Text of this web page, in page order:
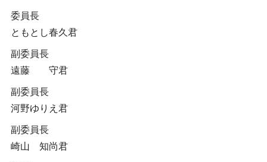
委員長
ともとし春久君
副委員長
遠藤 守君
副委員長
河野ゆりえ君
副委員長
崎山 知尚君